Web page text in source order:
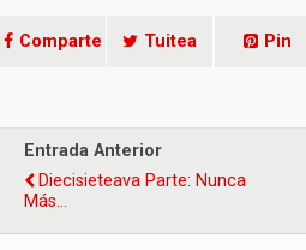
Comparte Tuitea Pin
Entrada Anterior
Diecisieteava Parte: Nunca
Más…